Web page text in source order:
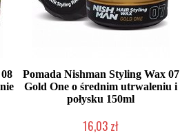
Pomada Nishman Styling Wax 07
Gold One o średnim utrwaleniu i
połysku 150ml
16,03 zł